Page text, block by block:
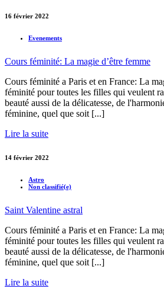
16 février 2022
Evenements
Cours féminité: La magie d’être femme
Cours féminité a Paris et en France: La
féminité pour toutes les filles qui veulent
beauté aussi de la délicatesse, de
féminine, quel que soit [...]
Lire la suite
14 février 2022
Astro
Non classifié(e)
Saint Valentine astral
Cours féminité a Paris et en France: La
féminité pour toutes les filles qui veulent
beauté aussi de la délicatesse, de
féminine, quel que soit [...]
Lire la suite